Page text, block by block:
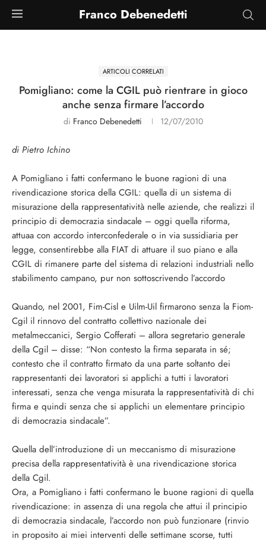
Franco Debenedetti
ARTICOLI CORRELATI
Pomigliano: come la CGIL può rientrare in gioco
anche senza firmare l’accordo
di Franco Debenedetti 12/07/2010
di Pietro Ichino
A Pomigliano i fatti confermano le buone ragioni di una
rivendicazione storica della CGIL: quella di un sistema di
misurazione della rappresentatività nelle aziende, che realizzi il
principio di democrazia sindacale – oggi quella riforma,
attuaa con accordo interconfederale o in via sussidiaria per
legge, consentirebbe alla FIAT di attuare il suo piano e alla
CGIL di rimanere parte del sistema di relazioni industriali nello
stabilimento campano, pur non sottoscrivendo l’accordo
Quando, nel 2001, Fim-Cisl e Uilm-Uil firmarono senza la Fiom-
Cgil il rinnovo del contratto collettivo nazionale dei
metalmeccanici, Sergio Cofferati – allora segretario generale
della Cgil – disse: “Non contesto la firma separata in sé;
contesto che il contratto firmato da una parte soltanto dei
rappresentanti dei lavoratori si applichi a tutti i lavoratori
interessati, senza che venga misurata la rappresentatività di chi
firma e quindi senza che si applichi un elementare principio
di democrazia sindacale”.
Quella dell’introduzione di un meccanismo di misurazione
precisa della rappresentatività è una rivendicazione storica
della Cgil.
Ora, a Pomigliano i fatti confermano le buone ragioni di quella
rivendicazione: in assenza di una regola che attui il principio
di democrazia sindacale, l’accordo non può funzionare (rinvio
in proposito ai miei interventi delle settimane scorse, tutti